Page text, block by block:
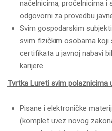
načelnicima, pročelnicima i
odgovorni za provedbu
Svim gospodarskim
svim fizičkim osobama koji
certifikata u javnoj nabavi
karijere.
Tvrtka Lureti svim polaznicima
Pisane i elektroničke
(komplet uvez novog